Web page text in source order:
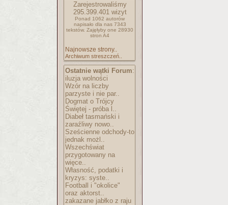
Zarejestrowaliśmy
295.399.401wizyt
Ponad 1062 autorów
napisało dla nas 7343
tekstów. Zajęłyby one 28930
stron A4
Najnowsze strony..
Archiwum streszczeń..
Ostatnie wątki Forum:
iluzja wolności
Wzór na liczby
parzyste i nie par..
Dogmat o Trójcy
Świętej - próba l..
Diabeł tasmański i
zaraźliwy nowo..
Sześcienne odchody-to
jednak możl..
Wszechświat
przygotowany na
więce..
Własność, podatki i
kryzys: syste..
Football i "okolice"
oraz aktorst..
zakazane jabłko z raju